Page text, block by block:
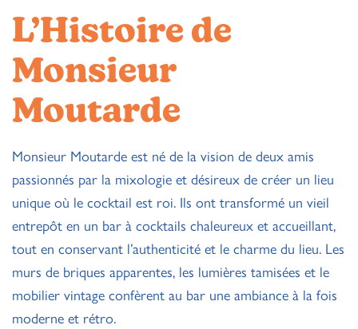
L’Histoire de
Monsieur
Moutarde
Monsieur Moutarde est né de la vision de deux amis
passionnés par la mixologie et désireux de créer un lieu
unique où le cocktail est roi. Ils ont transformé un vieil
entrepôt en un bar à cocktails chaleureux et accueillant,
tout en conservant l’authenticité et le charme du lieu. Les
murs de briques apparentes, les lumières tamisées et le
mobilier vintage confèrent au bar une ambiance à la fois
moderne et rétro.